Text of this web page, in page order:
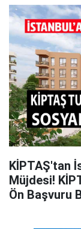
KİPTAŞ'tan
Müjdesi!
Ön Başvuru